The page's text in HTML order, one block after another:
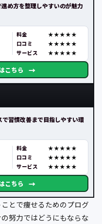
め方を整理しやすいのが魅力
料金
口コミ
サービス
こちら →
習慣改善まで目指しやすい環
料金
口コミ
サービス
こちら →
とで痩せるためのプログ
努力ではどうにもならな